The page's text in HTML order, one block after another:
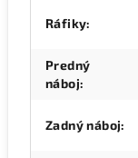
Ráfiky:
Predný
náboj:
Zadný náboj: